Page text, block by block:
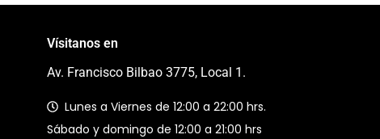
Vísitanos en
Av. Francisco Bilbao 3775, Local 1.
Lunes a Viernes de 12:00 a 22:00 hrs.
Sábado y domingo de 12:00 a 21:00 hrs